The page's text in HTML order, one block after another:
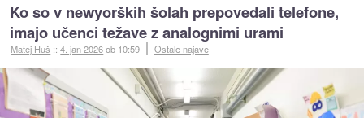
Ko so v newyorških šolah prepovedali telefone,
imajo učenci težave z analognimi urami
Matej Huš ::4. jan 2026ob 10:59 Ostale najave